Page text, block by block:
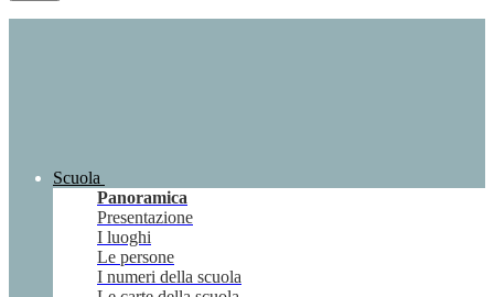
Scuola
Panoramica
Presentazione
I luoghi
Le persone
I numeri della scuola